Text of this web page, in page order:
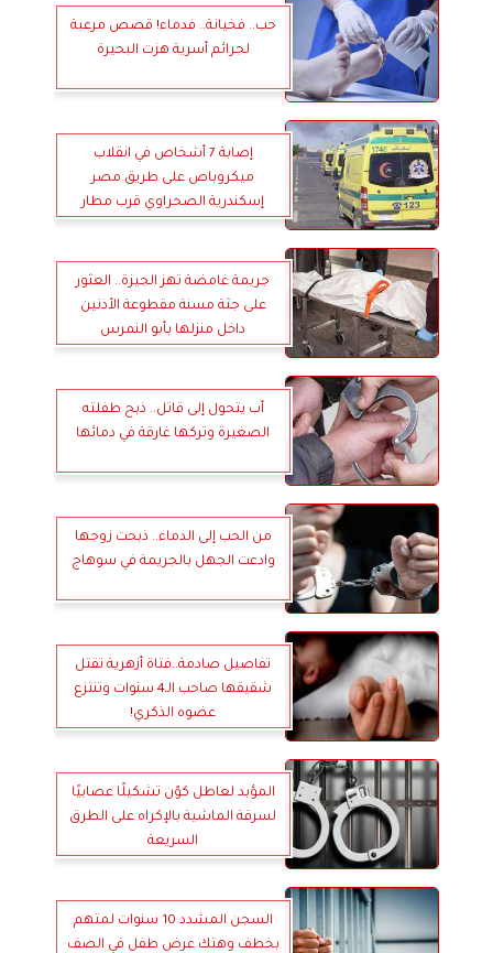
حب.. فخيانة.. فدماء! قصص مرعبة
لجرائم أسرية هزت البحيرة
إصابة 7 أشخاص في انقلاب
ميكروباص على طريق مصر
إسكندرية الصحراوي قرب مطار
جريمة غامضة تهز الجيزة.. العثور
على جثة مسنة مقطوعة الأذنين
داخل منزلها بأبو النمرس
أب يتحول إلى قاتل.. ذبح طفلته
الصغيرة وتركها غارقة في دمائها
من الحب إلى الدماء.. ذبحت زوجها
وادعت الجهل بالجريمة في سوهاج
تفاصيل صادمة..فتاة أزهرية تقتل
شقيقها صاحب الـ4 سنوات وتنتزع
عضوه الذكري!
المؤبد لعاطل كوّن تشكيلًا عصابيًا
لسرقة الماشية بالإكراه على الطرق
السريعة
السجن المشدد 10 سنوات لمتهم
بخطف وهتك عرض طفل في الصف